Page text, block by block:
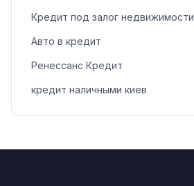
Кредит под залог недвижимости
Авто в кредит
Ренессанс Кредит
кредит наличными киев